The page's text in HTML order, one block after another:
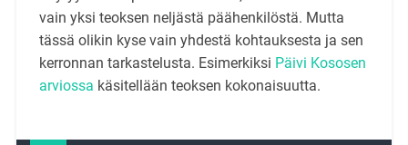
vain yksi teoksen neljästä päähenkilöstä. Mutta
tässä olikin kyse vain yhdestä kohtauksesta ja sen
kerronnan tarkastelusta. Esimerkiksi Päivi Kososen
arviossa käsitellään teoksen kokonaisuutta.